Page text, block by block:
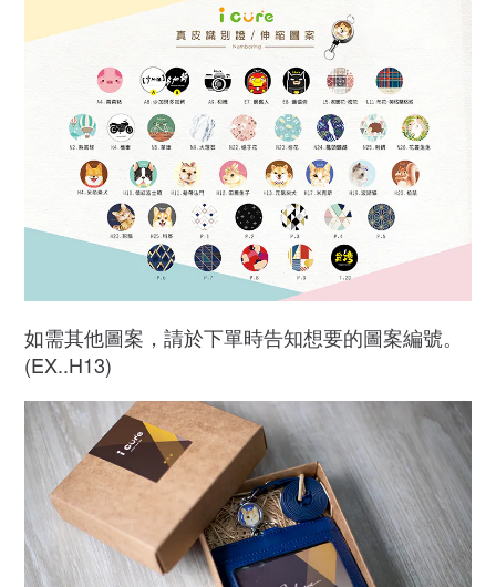
如需其他圖案，請於下單時告知想要的圖案編號。
(EX..H13)